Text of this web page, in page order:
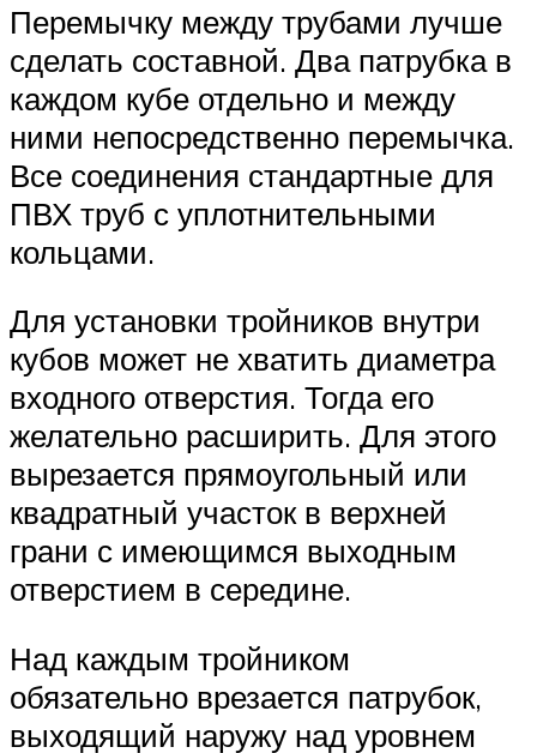
Перемычку между трубами лучше
сделать составной. Два патрубка в
каждом кубе отдельно и между
ними непосредственно перемычка.
Все соединения стандартные для
ПВХ труб с уплотнительными
кольцами.
Для установки тройников внутри
кубов может не хватить диаметра
входного отверстия. Тогда его
желательно расширить. Для этого
вырезается прямоугольный или
квадратный участок в верхней
грани с имеющимся выходным
отверстием в середине.
Над каждым тройником
обязательно врезается патрубок,
выходящий наружу над уровнем